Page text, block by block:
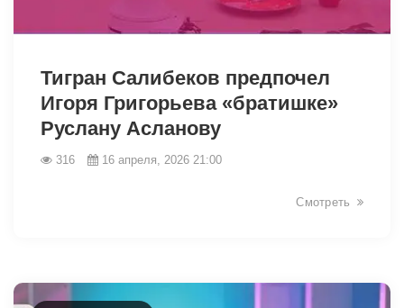
Тигран Салибеков предпочел
Игоря Григорьева «братишке»
Руслану Асланову
316 16 апреля, 2026 21:00
Смотреть